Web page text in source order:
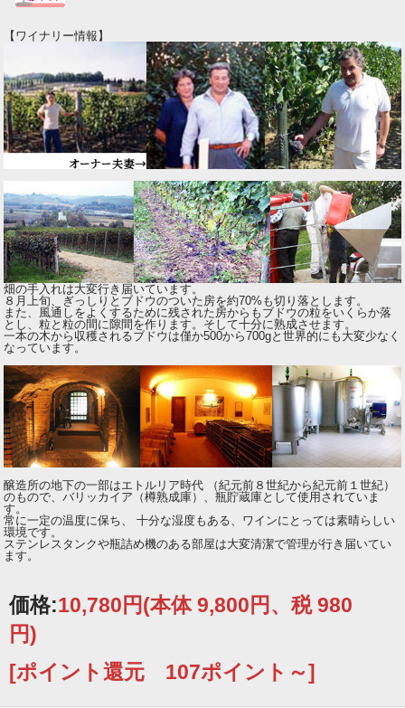
【ワイナリー情報】
畑の手入れは大変行き届いています。
８月上旬、ぎっしりとブドウのついた房を約70%も切り落とします。
また、風通しをよくするために残された房からもブドウの粒をいくらか落
とし、粒と粒の間に隙間を作ります。そして十分に熟成させます。
一本の木から収穫されるブドウは僅か500から700gと世界的にも大変少なく
なっています。
醸造所の地下の一部はエトルリア時代 （紀元前８世紀から紀元前１世紀）
のもので、バリッカイア（樽熟成庫）、瓶貯蔵庫として使用されていま
す。
常に一定の温度に保ち、 十分な湿度もある、ワインにとっては素晴らしい
環境です。
ステンレスタンクや瓶詰め機のある部屋は大変清潔で管理が行き届いてい
ます。
価格:10,780円(本体 9,800円、税 980
円)
[ポイント還元 107ポイント～]